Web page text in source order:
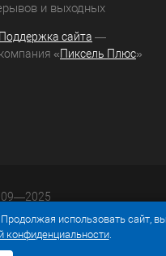
и выходных
Поддержка сайта —
компания «Пиксель Плюс»
г. Смоленск, ул.использовать сайт,
конфиденциальности.